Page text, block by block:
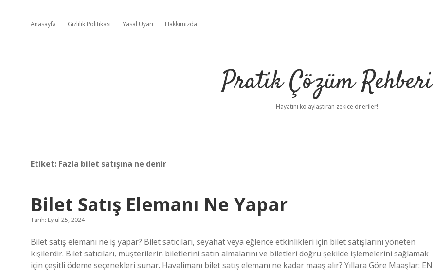
Anasayfa Gizlilik Politikası Yasal Uyarı Hakkımızda
Pratik Çözüm Rehberi
Hayatını kolaylaştıran zekice öneriler!
Etiket: Fazla bilet satışına ne denir
Bilet Satış Elemanı Ne Yapar
Tarih: Eylül 25, 2024
Bilet satış elemanı ne iş yapar? Bilet satıcıları, seyahat veya eğlence etkinlikleri için bilet satışlarını yöneten
kişilerdir. Bilet satıcıları, müşterilerin biletlerini satın almalarını ve biletleri doğru şekilde işlemelerini sağlamak
için çeşitli ödeme seçenekleri sunar. Havalimanı bilet satış elemanı ne kadar maaş alır? Yıllara Göre Maaşlar: EN